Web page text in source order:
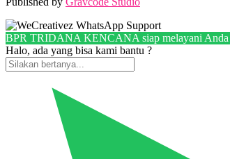
BPR TRIDANA KENCANA siap melayani Anda
Halo, ada yang bisa kami bantu ?